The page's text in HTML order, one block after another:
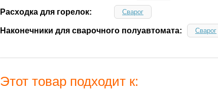
Расходка для горелок: Сварог
Наконечники для сварочного полуавтомата: Сварог
Этот товар подходит к: